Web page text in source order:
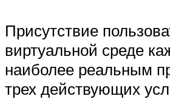
Присутствие
виртуальной среде
наиболее реальным
трех действующих